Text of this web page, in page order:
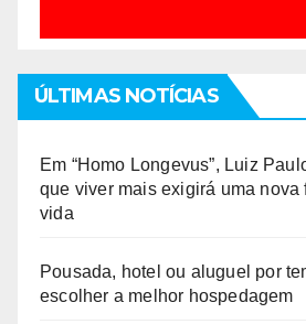
ÚLTIMAS NOTÍCIAS
Em “Homo Longevus”, Luiz
que viver mais exigirá uma nova
vida
Pousada, hotel ou aluguel por
escolher a melhor hospedagem